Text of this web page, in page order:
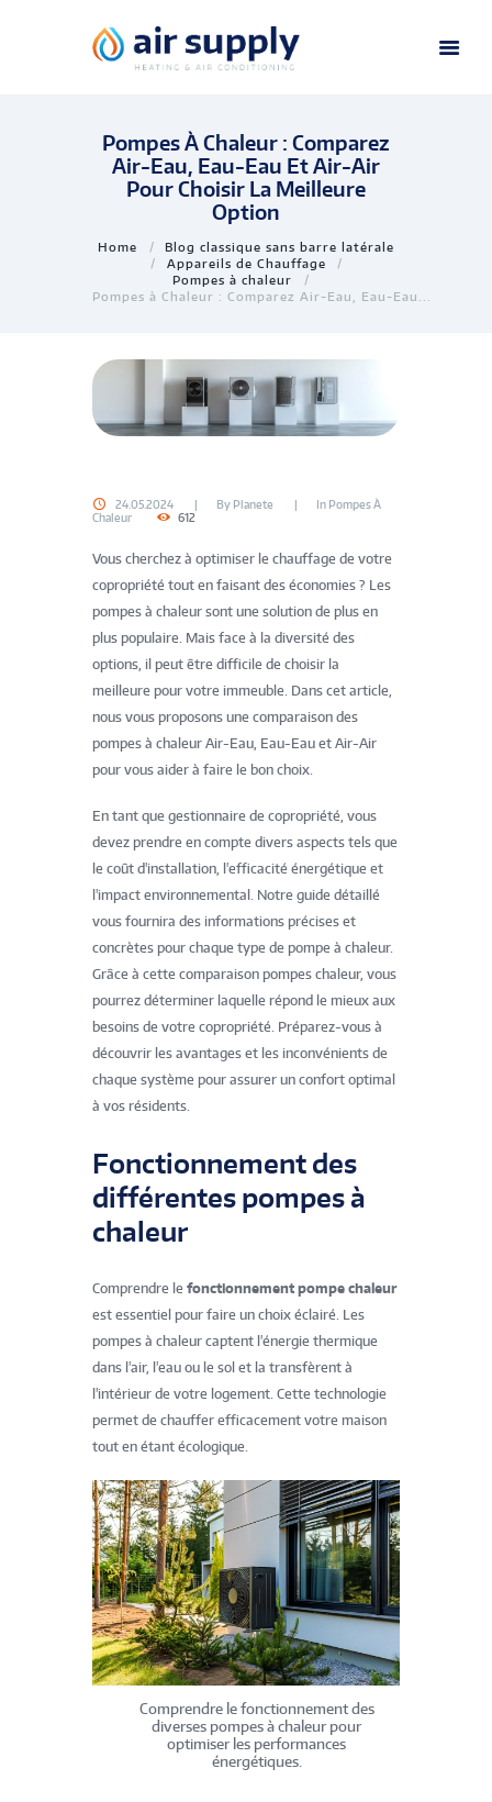
Pompes À Chaleur : Comparez
Air-Eau, Eau-Eau Et Air-Air
Pour Choisir La Meilleure
Option
Home
Blog classique sans barre latérale
Appareils de Chauffage
Pompes à chaleur
Pompes à Chaleur : Comparez Air-Eau, Eau-Eau...
24.05.2024 By Planete In Pompes À
Chaleur
612
Vous cherchez à optimiser le chauffage de votre
copropriété tout en faisant des économies ? Les
pompes à chaleur sont une solution de plus en
plus populaire. Mais face à la diversité des
options, il peut être difficile de choisir la
meilleure pour votre immeuble. Dans cet article,
nous vous proposons une comparaison des
pompes à chaleur Air-Eau, Eau-Eau et Air-Air
pour vous aider à faire le bon choix.
En tant que gestionnaire de copropriété, vous
devez prendre en compte divers aspects tels que
le coût d'installation, l'efficacité énergétique et
l'impact environnemental. Notre guide détaillé
vous fournira des informations précises et
concrètes pour chaque type de pompe à chaleur.
Grâce à cette comparaison pompes chaleur, vous
pourrez déterminer laquelle répond le mieux aux
besoins de votre copropriété. Préparez-vous à
découvrir les avantages et les inconvénients de
chaque système pour assurer un confort optimal
à vos résidents.
Fonctionnement des
différentes pompes à
chaleur
Comprendre le fonctionnement pompe chaleur
est essentiel pour faire un choix éclairé. Les
pompes à chaleur captent l'énergie thermique
dans l'air, l'eau ou le sol et la transfèrent à
l'intérieur de votre logement. Cette technologie
permet de chauffer efficacement votre maison
tout en étant écologique.
Comprendre le fonctionnement des
diverses pompes à chaleur pour
optimiser les performances
énergétiques.